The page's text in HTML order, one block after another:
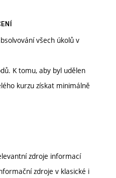
všech úkolů v
K tomu, aby byl udělen
kurzu získat minimálně
zdroje informací
zdroje v klasické i